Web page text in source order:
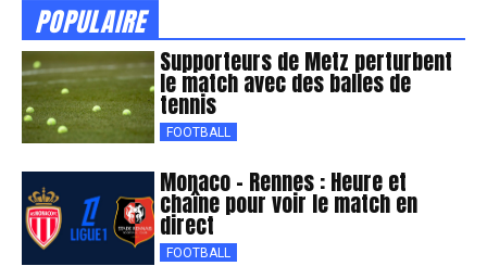
POPULAIRE
Supporteurs de Metz perturbent
le match avec des balles de
tennis
FOOTBALL
Monaco – Rennes : Heure et
chaîne pour voir le match en
direct
FOOTBALL